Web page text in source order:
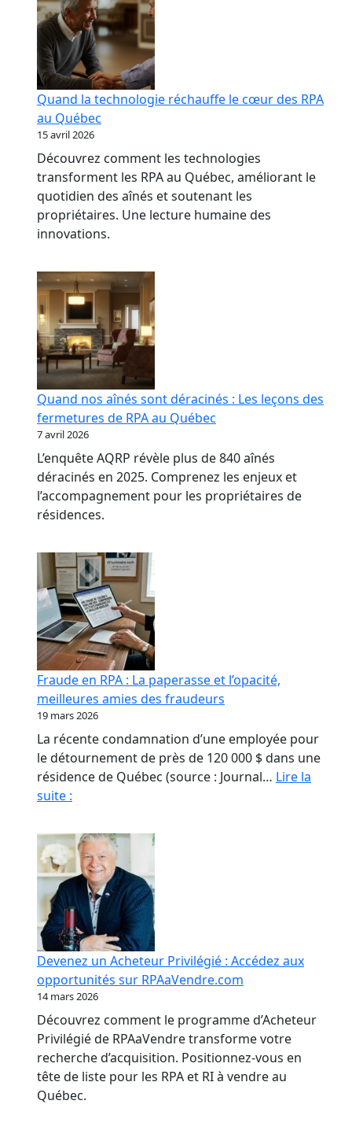
Quand la technologie réchauffe le cœur des RPA
au Québec
15 avril 2026
Découvrez comment les technologies
transforment les RPA au Québec, améliorant le
quotidien des aînés et soutenant les
propriétaires. Une lecture humaine des
innovations.
Quand nos aînés sont déracinés : Les leçons des
fermetures de RPA au Québec
7 avril 2026
L’enquête AQRP révèle plus de 840 aînés
déracinés en 2025. Comprenez les enjeux et
l’accompagnement pour les propriétaires de
résidences.
Fraude en RPA : La paperasse et l’opacité,
meilleures amies des fraudeurs
19 mars 2026
La récente condamnation d’une employée pour
le détournement de près de 120 000 $ dans une
résidence de Québec (source : Journal… Lire la
suite :
RPA
:
La
paperasse
et
l’opacité,
meilleures
amies
des
fraudeurs
Devenez un Acheteur Privilégié : Accédez aux
opportunités sur RPAaVendre.com
14 mars 2026
Découvrez comment le programme d’Acheteur
Privilégié de RPAaVendre transforme votre
recherche d’acquisition. Positionnez-vous en
tête de liste pour les RPA et RI à vendre au
Québec.